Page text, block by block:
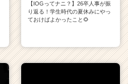
【IOGってナニ？】26卒人事が振
り返る！学生時代の夏休みにやっ
ておけばよかったこと🌻